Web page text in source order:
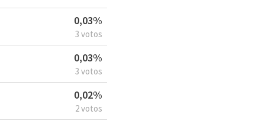
0,03%
3 votos
0,03%
3 votos
0,02%
2 votos